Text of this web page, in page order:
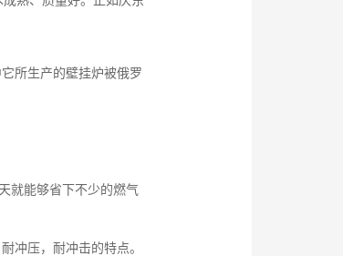
所生产的壁挂炉被俄罗
就能够省下不少的燃气
冲压，耐冲击的特点。